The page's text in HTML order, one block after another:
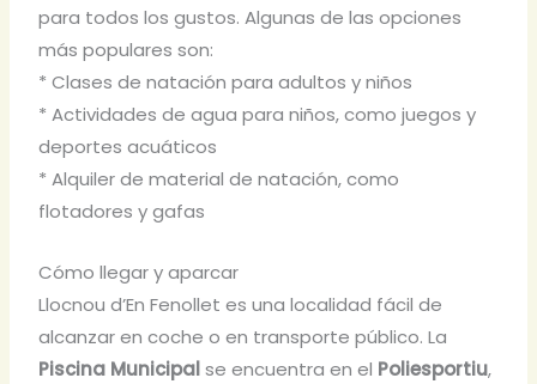
para todos los gustos. Algunas de las opciones
más populares son:
* Clases de natación para adultos y niños
* Actividades de agua para niños, como juegos y
deportes acuáticos
* Alquiler de material de natación, como
flotadores y gafas
Cómo llegar y aparcar
Llocnou d’En Fenollet es una localidad fácil de
alcanzar en coche o en transporte público. La
Piscina Municipalse encuentra en el Poliesportiu,